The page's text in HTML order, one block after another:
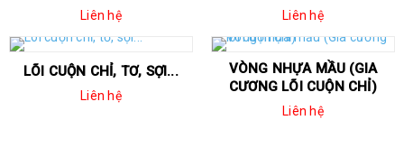
Liên hệ Liên hệ
LÕI CUỘN CHỈ, TƠ, SỢI...
Liên hệ
VÒNG NHỰA MẦU (GIA
CƯƠNG LÕI CUỘN CHỈ)
Liên hệ